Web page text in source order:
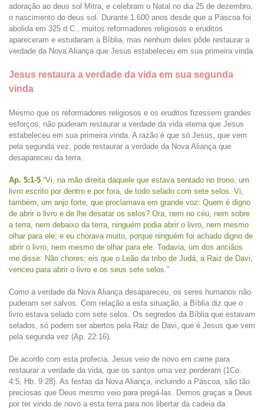
adoração ao deus sol Mitra, e celebram o Natal no dia 25 de dezembro,
o nascimento do deus sol. Durante 1.600 anos desde que a Páscoa foi
abolida em 325 d.C., muitos reformadores religiosos e eruditos
apareceram e estudaram a Bíblia, mas nenhum deles pôde restaurar a
verdade da Nova Aliança que Jesus estabeleceu em sua primeira vinda.
Jesus restaura a verdade da vida em sua segunda
vinda
Mesmo que os reformadores religiosos e os eruditos fizessem grandes
esforços, não puderam restaurar a verdade da vida eterna que Jesus
estabeleceu em sua primeira vinda. A razão é que só Jesus, que vem
pela segunda vez, pode restaurar a verdade da Nova Aliança que
desapareceu da terra.
Ap. 5:1-5 “Vi, na mão direita daquele que estava sentado no trono, um
livro escrito por dentro e por fora, de todo selado com sete selos. Vi,
também, um anjo forte, que proclamava em grande voz: Quem é digno
de abrir o livro e de lhe desatar os selos? Ora, nem no céu, nem sobre
a terra, nem debaixo da terra, ninguém podia abrir o livro, nem mesmo
olhar para ele; e eu chorava muito, porque ninguém foi achado digno de
abrir o livro, nem mesmo de olhar para ele. Todavia, um dos anciãos
me disse: Não chores; eis que o Leão da tribo de Judá, a Raiz de Davi,
venceu para abrir o livro e os seus sete selos.”
Como a verdade da Nova Aliança desapareceu, os seres humanos não
puderam ser salvos. Com relação a esta situação, a Bíblia diz que o
livro estava selado com sete selos. Os segredos da Bíblia que estavam
selados, só podem ser abertos pela Raiz de Davi, que é Jesus que vem
pela segunda vez (Ap. 22:16).
De acordo com esta profecia, Jesus veio de novo em carne para
restaurar a verdade da vida, que os santos uma vez perderam (1Co.
4:5, Hb. 9:28). As festas da Nova Aliança, incluindo a Páscoa, são tão
preciosas que Deus mesmo veio para pregá-las. Demos graças a Deus
por ter vindo de novo a esta terra para nos libertar da cadeia da